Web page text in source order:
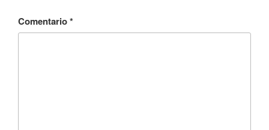
Comentario*